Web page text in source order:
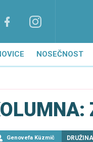
NOSEČNOST
Genovefa Küzmič